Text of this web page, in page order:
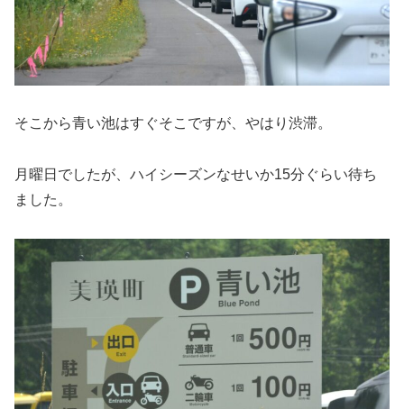
そこから青い池はすぐそこですが、やはり渋滞。
月曜日でしたが、ハイシーズンなせいか15分ぐらい待ち
ました。